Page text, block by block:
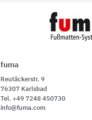
fuma
Reutäckerstr. 9
76307 Karlsbad
Tel. +49 7248 450730
info@fuma.com